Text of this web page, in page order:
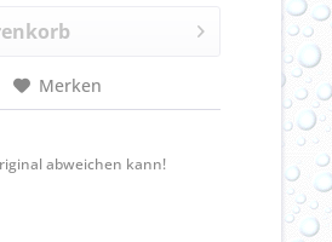
Merken
abweichen kann!